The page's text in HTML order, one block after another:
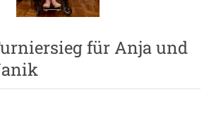
für Anja und